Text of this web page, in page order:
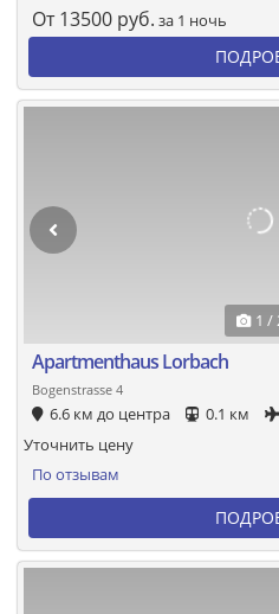
От 13500 руб. за 1 ночь
1 /
Apartmenthaus Lorbach
Bogenstrasse 4
6.6 км до центра 0.1 км
По отзывам
Уточнить цену